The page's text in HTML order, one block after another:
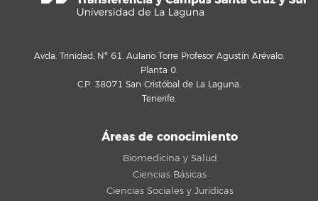
Avda. Trinidad, Nº 61. Aulario Torre Profesor Agustín Arévalo.
Planta 0.
C.P. 38071 San Cristóbal de La Laguna.
Tenerife.
Áreas de conocimiento
Biomedicina y Salud
Ciencias Básicas
Ciencias Sociales y Jurídicas